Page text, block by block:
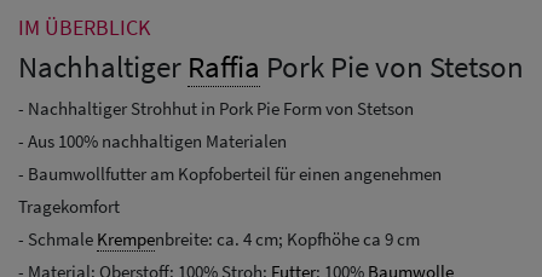
& Visoren
Herren
Snapback Caps
IM ÜBERBLICK
Nachhaltiger Raffia Pork Pie von Stetson
- Nachhaltiger Strohhut in Pork Pie Form von Stetson
- Aus 100% nachhaltigen Materialen
- Baumwollfutter am Kopfoberteil für einen angenehmen
Tragekomfort
- Schmale Krempenbreite: ca. 4 cm; Kopfhöhe ca 9 cm
- Material: Oberstoff: 100% Stroh; Futter: 100% Baumwolle